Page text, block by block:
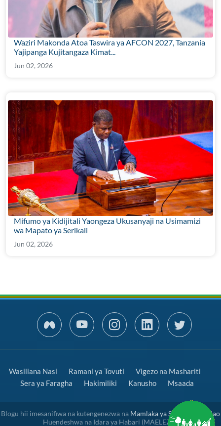
Waziri Makonda Atoa Taswira ya AFCON 2027, Tanzania
Yajipanga Kujitangaza Kimat...
Jun 02, 2026
Mifumo ya Kidijitali Yaongeza Ukusanyaji na Usimamizi
wa Mapato ya Serikali
Jun 02, 2026
Wasiliana Nasi Ramani ya Tovuti
Vigezo na Mashariti
Sera ya Faragha
Hakimiliki Kanusho Msaada
Blogu hii imesanifiwa na kutengenezwa na Mamlaka ya Serikali Mtandao
Huendeshwa na Idara ya Habari (MAELEZO)